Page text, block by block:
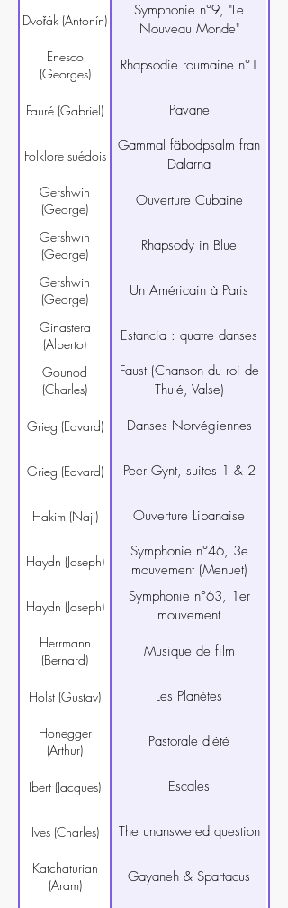
Dvořák (Antonín)
Symphonie n°9, "Le
Nouveau Monde"
Enesco
(Georges)
Rhapsodie roumaine n°1
Fauré (Gabriel) Pavane
Folklore suédois
Gammal fäbodpsalm fran
Dalarna
Gershwin
(George)
Ouverture Cubaine
Gershwin
(George)
Rhapsody in Blue
Gershwin
(George)
Un Américain à Paris
Ginastera
(Alberto)
Estancia : quatre danses
Gounod
(Charles)
Faust (Chanson du roi de
Thulé, Valse)
Grieg (Edvard) Danses Norvégiennes
Grieg (Edvard) Peer Gynt, suites 1 & 2
Hakim (Naji) Ouverture Libanaise
Haydn (Joseph)
Symphonie n°46, 3e
mouvement (Menuet)
Haydn (Joseph)
Symphonie n°63, 1er
mouvement
Herrmann
(Bernard)
Musique de film
Holst (Gustav) Les Planètes
Honegger
(Arthur)
Pastorale d'été
Ibert (Jacques) Escales
Ives (Charles) The unanswered question
Katchaturian
(Aram)
Gayaneh & Spartacus